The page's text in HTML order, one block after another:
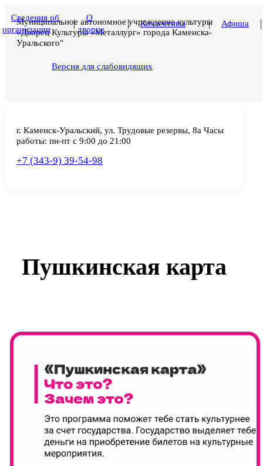
Муниципальное автономное учреждение культуры
«Дворец Культуры «Металлург» города Каменска-
Уральского"
Версия для слабовидящих
г. Каменск-Уральский, ул. Трудовые резервы, 8а Часы
работы: пн-пт с 9:00 до 21:00
+7 (343-9) 39-54-98
Сведения об
организации
|
О
дворце
| Коллективы | Афиша |
Пушкинская карта